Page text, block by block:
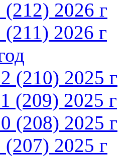
2026 г
2026 г
(210) 2025 г
(209) 2025 г
(208) 2025 г
2025 г